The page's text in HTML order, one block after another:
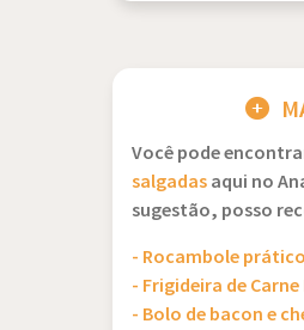
Você pode
salgadasaqui no
sugestão, posso
- Rocambole prático
- Frigideira de Carne
- Bolo de bacon e